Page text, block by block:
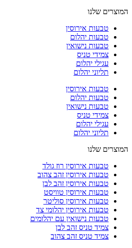
המוצרים שלנו
טבעות אירוסין
טבעות יהלום
טבעות נישואין
צמידי טניס
עגילי יהלום
תליוני יהלום
טבעות אירוסין
טבעות יהלום
טבעות נישואין
צמידי טניס
עגילי יהלום
תליוני יהלום
המוצרים שלנו
טבעות אירוסין רוז גולד
טבעות אירוסין זהב צהוב
טבעות אירוסין זהב לבן
טבעות אירוסין טוויסט
טבעות אירוסין סוליטר
טבעות אירוסין יהלומי צד
טבעות נישואין עם יהלומים
צמיד טניס זהב לבן
צמיד טניס זהב צהוב